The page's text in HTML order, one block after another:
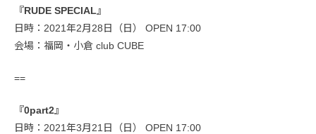
『RUDE SPECIAL』
日時：2021年2月28日（日） OPEN 17:00
会場：福岡・小倉 club CUBE
==
『0part2』
日時：2021年3月21日（日） OPEN 17:00